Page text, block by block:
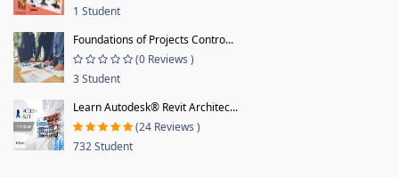
1 Student
Foundations of Projects Contro...
(0 Reviews )
3 Student
Learn Autodesk® Revit Architec...
(24 Reviews )
732 Student